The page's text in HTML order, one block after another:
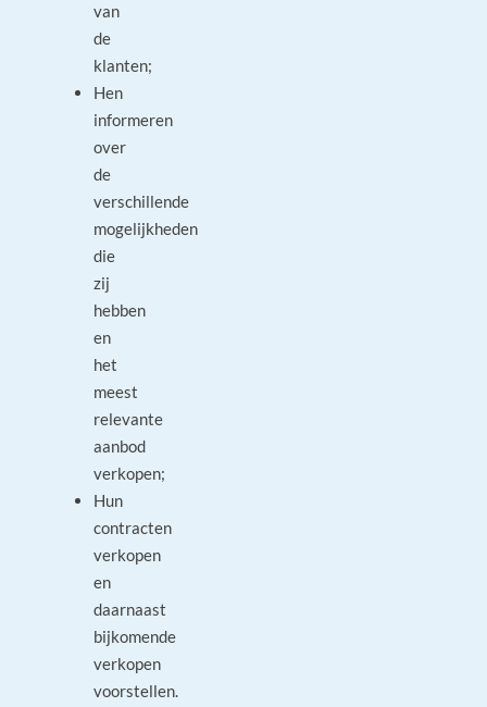
van
de
klanten;
Hen
informeren
over
de
verschillende
mogelijkheden
die
zij
hebben
en
het
meest
relevante
aanbod
verkopen;
Hun
contracten
verkopen
en
daarnaast
bijkomende
verkopen
voorstellen.